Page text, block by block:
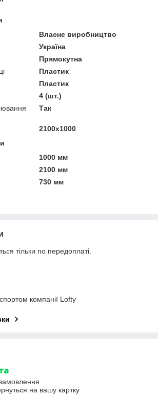
Власне виробництво
Україна
Прямокутна
Пластик
Пластик
4 (шт.)
Так
2100х1000
1000 мм
2100 мм
730 мм
тільки по передоплаті.
компанії Lofty
на вашу картку